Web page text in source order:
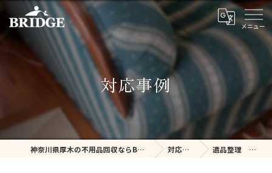
対応事例
神奈川県厚木の不用品回収ならBRIDGE 対応事例 遺品整理 団地